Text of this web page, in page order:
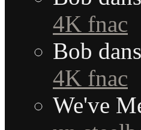
4K fnac
Bob dans
4K fnac
We've